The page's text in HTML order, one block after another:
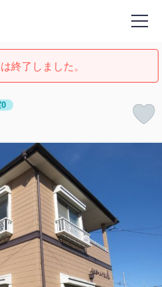
終了しました。
0